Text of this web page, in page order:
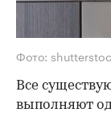
Фото:
Все
выполняют